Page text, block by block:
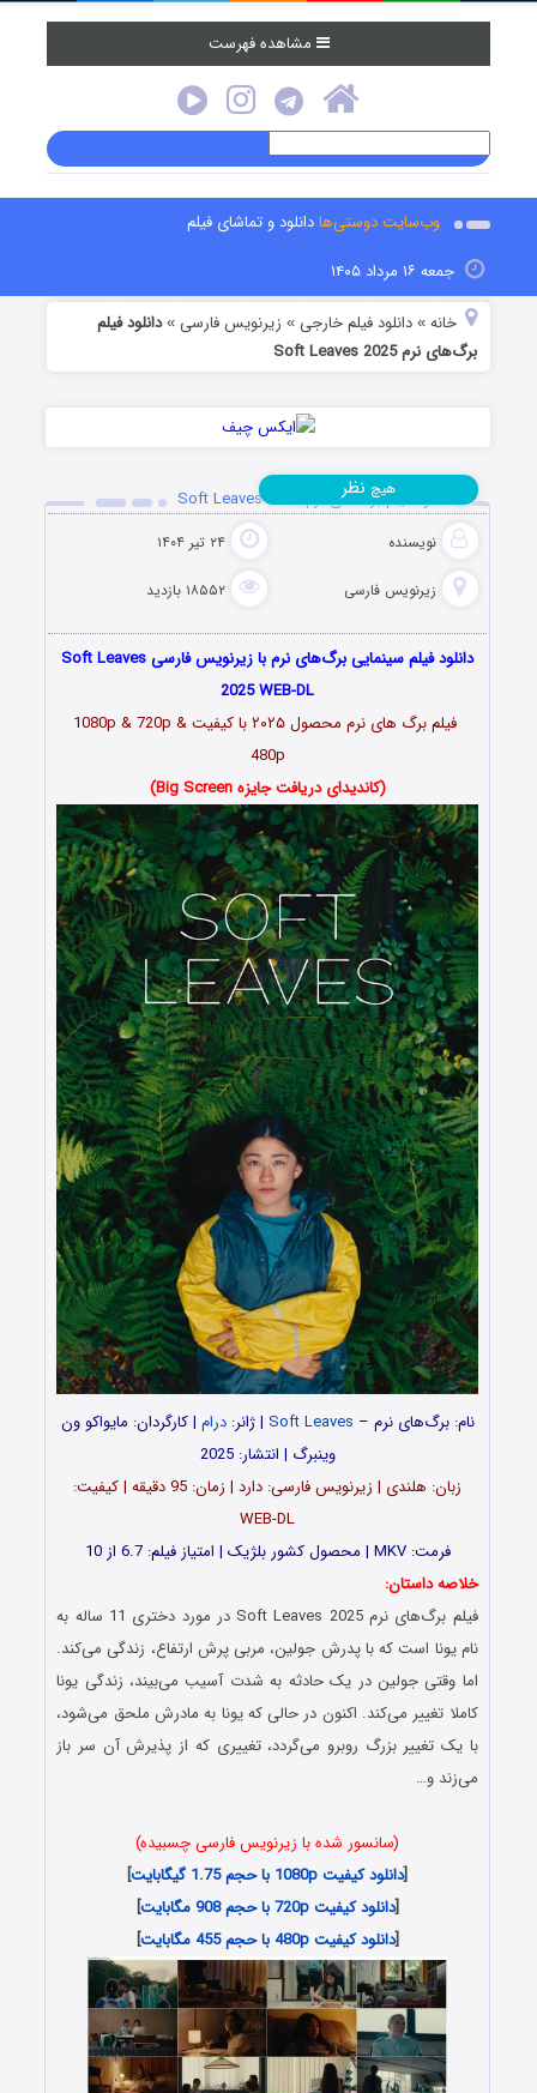
مشاهده فهرست
وب‌سایت دوستی‌هادانلود و تماشای فیلم
جمعه ۱۶ مرداد ۱۴۰۵
خانه »دانلود فیلم خارجی » زیرنویس فارسی »دانلود فیلم
برگ‌های نرم Soft Leaves 2025
دانلود فیلم برگ‌های نرم Soft Leaves 2025
نویسنده ۲۴ تیر ۱۴۰۴
زیرنویس فارسی ۱۸۵۵۲ بازدید
هیچ نظر
دانلود فیلم سینمایی برگ‌های نرم با زیرنویس فارسی Soft Leaves
2025 WEB-DL
فیلم برگ های نرم محصول ۲۰۲۵ با کیفیت 1080p & 720p &
480p
(کاندیدای دریافت جایزه Big Screen)
نام: برگ‌های نرم – Soft Leaves | ژانر:درام | کارگردان: مایواکو ون
وینبرگ | انتشار: 2025
زبان: هلندی | زیرنویس فارسی: دارد | زمان: 95 دقیقه | کیفیت:
WEB-DL
فرمت: MKV | محصول کشور بلژیک | امتیاز فیلم: 6.7 از 10
خلاصه داستان:
فیلم برگ‌های نرم Soft Leaves 2025 در مورد دختری 11 ساله به
نام یونا است که با پدرش جولین، مربی پرش ارتفاع، زندگی می‌کند.
اما وقتی جولین در یک حادثه به شدت آسیب می‌بیند، زندگی یونا
کاملا تغییر می‌کند. اکنون در حالی که یونا به مادرش ملحق می‌شود،
با یک تغییر بزرگ روبرو می‌گردد، تغییری که از پذیرش آن سر باز
می‌زند و…
(سانسور شده با زیرنویس فارسی چسبیده)
[دانلود کیفیت 1080p با حجم 1.75 گیگابایت
]
[دانلود کیفیت 720p با حجم 908 مگابایت
]
[دانلود کیفیت 480p با حجم 455 مگابایت ]